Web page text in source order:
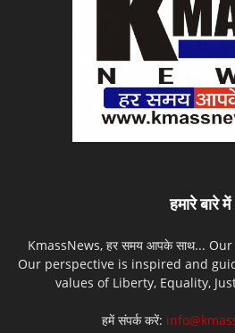
हमारे बारे में
KmassNews, हर समय आपके साथ...
Our perspective is inspired and
values of Liberty, Equality,
हमें संपर्क करें: